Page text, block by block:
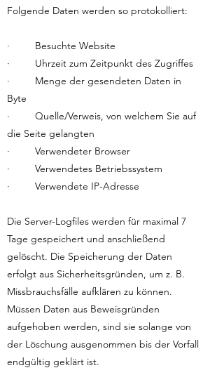
Folgende Daten werden so protokolliert:
· Besuchte Website
· Uhrzeit zum Zeitpunkt des Zugriffes
· Menge der gesendeten Daten in
Byte
· Quelle/Verweis, von welchem Sie auf
die Seite gelangten
· Verwendeter Browser
· Verwendetes Betriebssystem
· Verwendete IP-Adresse
Die Server-Logfiles werden für maximal 7
Tage gespeichert und anschließend
gelöscht. Die Speicherung der Daten
erfolgt aus Sicherheitsgründen, um z. B.
Missbrauchsfälle aufklären zu können.
Müssen Daten aus Beweisgründen
aufgehoben werden, sind sie solange von
der Löschung ausgenommen bis der Vorfall
endgültig geklärt ist.